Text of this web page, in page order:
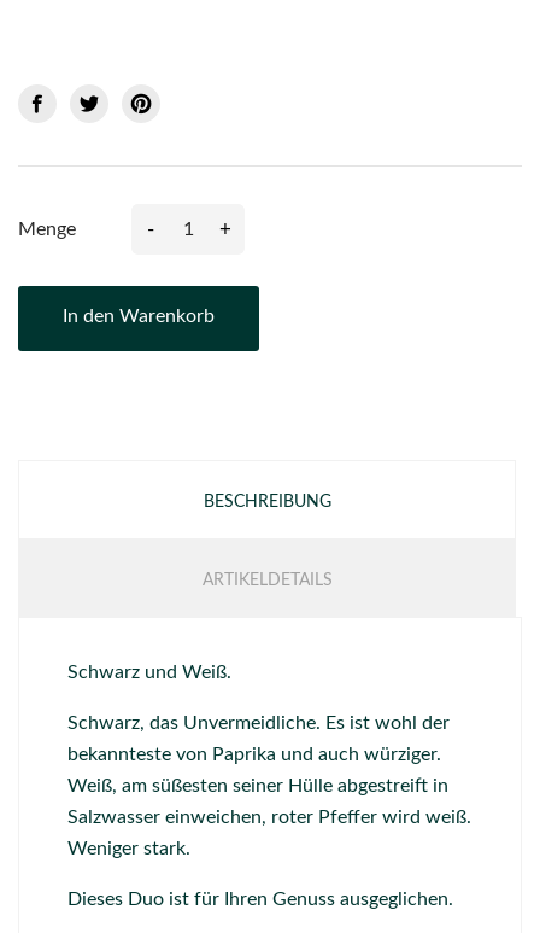
Menge - +
In den Warenkorb
BESCHREIBUNG
ARTIKELDETAILS
Schwarz und Weiß.
Schwarz, das Unvermeidliche. Es ist wohl der
bekannteste von Paprika und auch würziger.
Weiß, am süßesten seiner Hülle abgestreift in
Salzwasser einweichen, roter Pfeffer wird weiß.
Weniger stark.
Dieses Duo ist für Ihren Genuss ausgeglichen.